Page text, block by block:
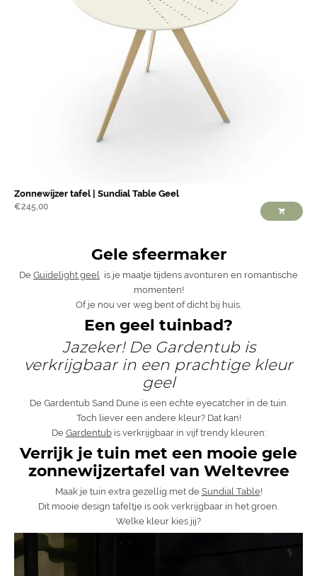
Zonnewijzer tafel | Sundial Table Geel
€245,00
Gele sfeermaker
De Guidelight geel is je maatje tijdens avonturen en romantische
momenten!
Of je nou ver weg bent of dicht bij huis.
Een geel tuinbad?
Jazeker! De Gardentub is
verkrijgbaar in een prachtige kleur
geel
De Gardentub Sand Dune is een echte eyecatcher in de tuin.
Toch liever een andere kleur? Dat kan!
De Gardentubis verkrijgbaar in vijf trendy kleuren:
Verrijk je tuin met een mooie gele
zonnewijzertafel van Weltevree
Maak je tuin extra gezellig met de Sundial Table!
Dit mooie design tafeltje is ook verkrijgbaar in het groen.
Welke kleur kies jij?